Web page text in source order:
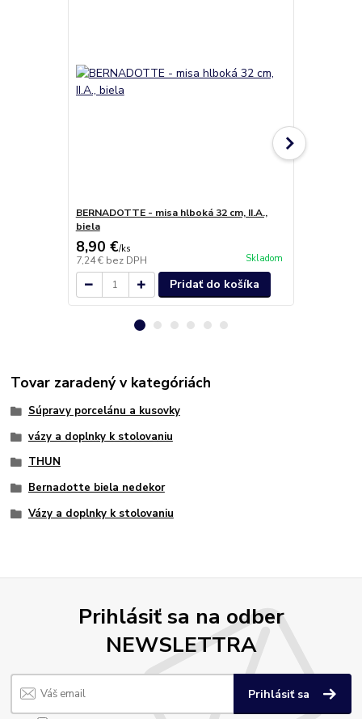
BERNADOTTE - misa hlboká 32 cm, II.A.,
biela
8,90 €/ks
7,24 € bez DPH Skladom
Pridať do košíka
Tovar zaradený v kategóriách
Súpravy porcelánu a kusovky
vázy a doplnky k stolovaniu
THUN
Bernadotte biela nedekor
Vázy a doplnky k stolovaniu
Prihlásiť sa na odber
NEWSLETTRA
Prihlásiť sa